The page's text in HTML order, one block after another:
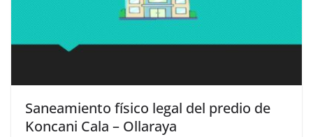
Saneamiento físico legal del predio de
Koncani Cala – Ollaraya